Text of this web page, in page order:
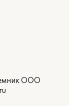
ООО